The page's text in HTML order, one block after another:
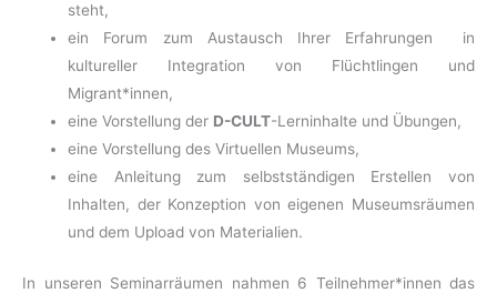
steht,
ein Forum zum Austausch Ihrer Erfahrungen in
kultureller Integration von Flüchtlingen und
Migrant*innen,
eine Vorstellung der D-CULT-Lerninhalte und Übungen,
eine Vorstellung des Virtuellen Museums,
eine Anleitung zum selbstständigen Erstellen von
Inhalten, der Konzeption von eigenen Museumsräumen
und dem Upload von Materialien.
In unseren Seminarräumen nahmen 6 Teilnehmer*innen das